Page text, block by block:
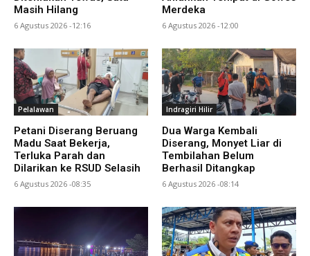
Masih Hilang
6 Agustus 2026 -12:16
Merdeka
6 Agustus 2026 -12:00
Pelalawan
Petani Diserang Beruang
Madu Saat Bekerja,
Terluka Parah dan
Dilarikan ke RSUD Selasih
6 Agustus 2026 -08:35
Indragiri Hilir
Dua Warga Kembali
Diserang, Monyet Liar di
Tembilahan Belum
Berhasil Ditangkap
6 Agustus 2026 -08:14